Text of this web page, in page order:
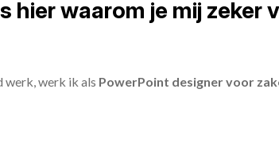
hier waarom je mij zeker
werk, werk ik als PowerPoint designer voor